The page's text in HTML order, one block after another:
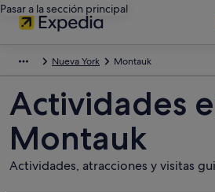
Pasar a la sección principal
Nueva York Montauk
Actividades
Montauk
Actividades, atracciones y visitas